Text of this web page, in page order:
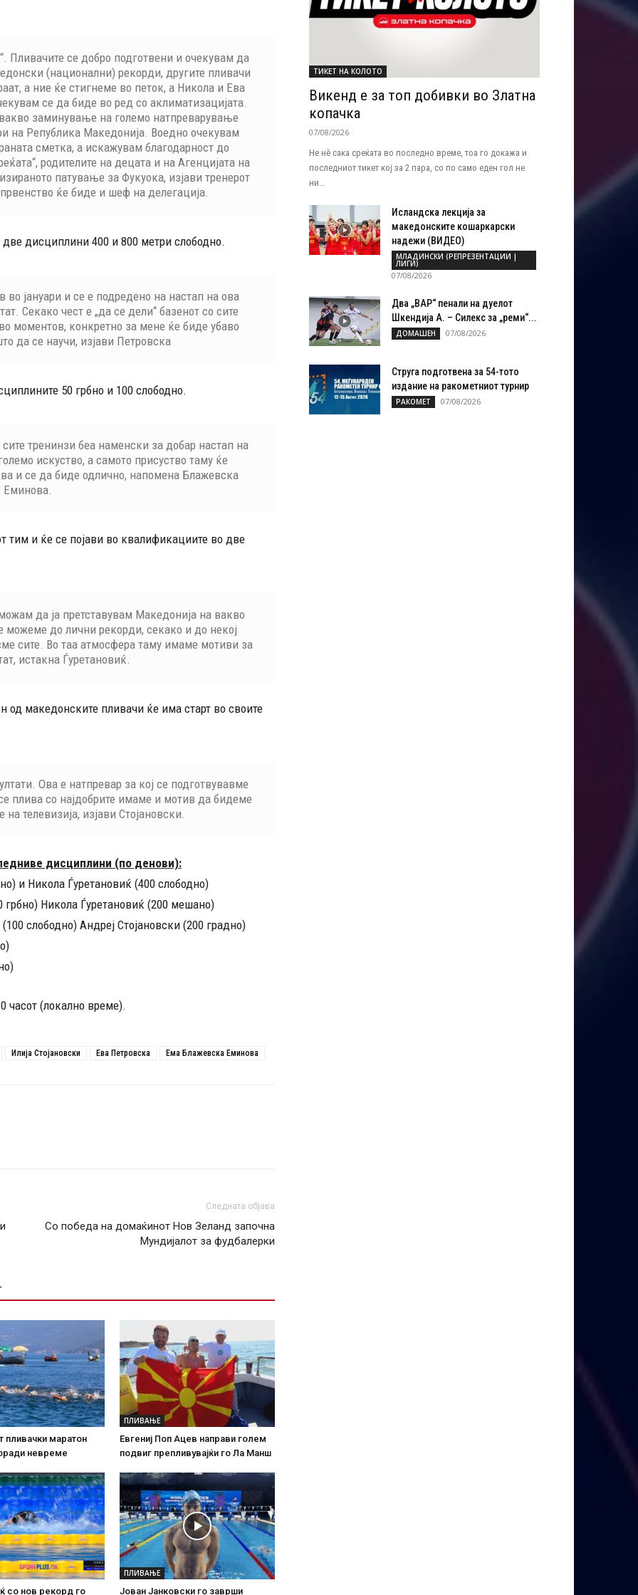
Пливачите се добро подготвени и очекувам да
(национални) рекорди, другите пливачи
а ние ќе стигнеме во петок, а Никола и Ева
се да биде во ред со аклиматизацијата.
заминување на големо натпреварување
на Република Македонија. Воедно очекувам
сметка, а искажувам благодарност до
родителите на децата и на Агенцијата на
патување за Фукуока, изјави тренерот
ќе биде и шеф на делегација.
дисциплини 400 и 800 метри слободно.
во јануари и се е подредено на настап на ова
Секако чест е „да се дели“ базенот со сите
моментов, конкретно за мене ќе биде убаво
да се научи, изјави Петровска
50 грбно и 100 слободно.
тренинзи беа наменски за добар настап на
искуство, а самото присуство таму ќе
и се да биде одлично, напомена Блажевска
Еминова.
тим и ќе се појави во квалификациите во две
да ја претставувам Македонија на вакво
до лични рекорди, секако и до некој
сите. Во таа атмосфера таму имаме мотиви за
истакна Ѓуретановиќ.
од македонските пливачи ќе има старт во своите
Ова е натпревар за кој се подготвувавме
плива со најдобрите имаме и мотив да бидеме
телевизија, изјави Стојановски.
дисциплини (по денови):
и Никола Ѓуретановиќ (400 слободно)
Никола Ѓуретановиќ (200 мешано)
слободно) Андреј Стојановски (200 градно)
часот (локално време).
Илија Стојановски Ева Петровска Ема Блажевска Еминова
Следната објава
Со победа на домаќинот Нов Зеланд започна
Мундијалот за фудбалерки
пливачки маратон
невреме
ПЛИВАЊЕ
Евгениј Поп Ацев направи голем
подвиг препливувајќи го Ла Манш
со нов рекорд го
ПЛИВАЊЕ
Јован Јанковски го заврши
ТИКЕТ НА КОЛОТО
Викенд е за топ добивки во Златна
копачка
07/08/2026
Не нѐ сака среќата во последно време, тоа го докажа и
последниот тикет кој за 2 пара, со по само еден гол не
ни...
Исландска лекција за
македонските кошаркарски
надежи (ВИДЕО)
МЛАДИНСКИ (РЕПРЕЗЕНТАЦИИ |
ЛИГИ)
07/08/2026
Два „ВАР“ пенали на дуелот
Шкендија А. – Силекс за „реми“...
ДОМАШЕН 07/08/2026
Струга подготвена за 54-тото
издание на ракометниот турнир
РАКОМЕТ 07/08/2026